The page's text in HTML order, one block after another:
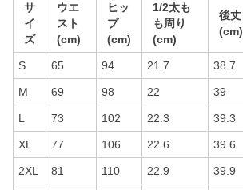
サ
イ
ズ
ウエ
スト
(cm)
ヒッ
プ
(cm)
1/2太も
も周り
(cm)
後丈
(cm)
S 65 94 21.7 38.7
M 69 98 22 39
L 73 102 22.3 39.3
XL 77 106 22.6 39.6
2XL 81 110 22.9 39.9